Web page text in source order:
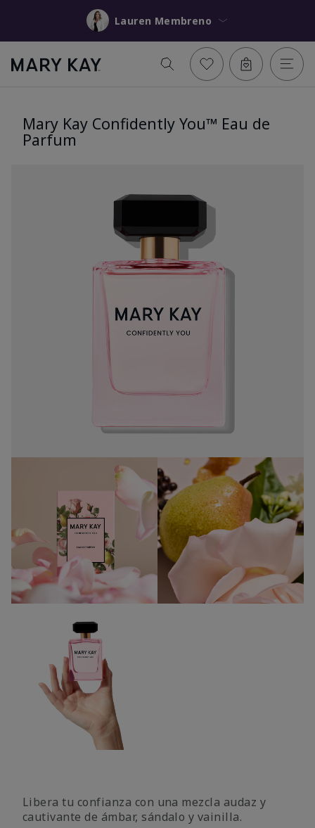
Lauren Membreno
Mary Kay Confidently You™ Eau de
Parfum
Libera tu confianza con una mezcla audaz y
cautivante de ámbar, sándalo y vainilla.